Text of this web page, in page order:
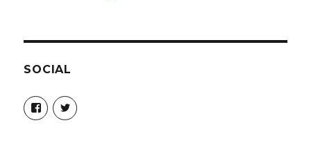
SOCIAL
Profil
von
christoph.fleischer1
Profil
von